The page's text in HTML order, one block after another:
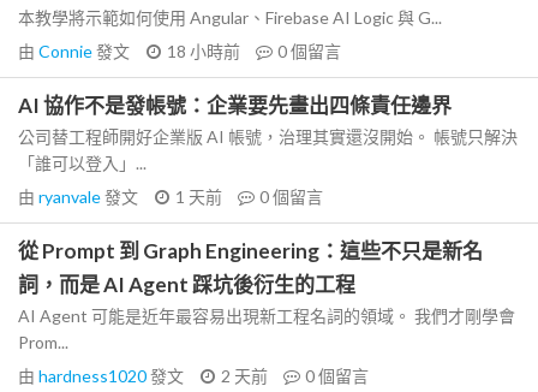
本教學將示範如何使用 Angular、Firebase AI Logic 與 G...
由 Connie發文 18 小時前 0個留言
AI 協作不是發帳號：企業要先畫出四條責任邊界
公司替工程師開好企業版 AI 帳號，治理其實還沒開始。 帳號只解決
「誰可以登入」...
由 ryanvale發文 1 天前 0個留言
從 Prompt 到 Graph Engineering：這些不只是新名
詞，而是 AI Agent 踩坑後衍生的工程
AI Agent 可能是近年最容易出現新工程名詞的領域。 我們才剛學會
Prom...
由 hardness1020發文 2 天前 0個留言